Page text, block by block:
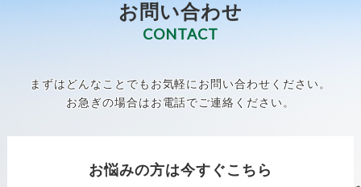
お問い合わせ
CONTACT
まずはどんなことでもお気軽にお問い合わせください。
お急ぎの場合はお電話でご連絡ください。
お悩みの方は今すぐこちら